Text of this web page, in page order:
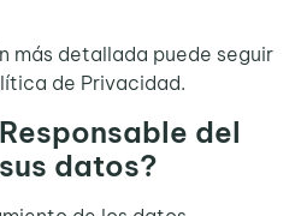
más detallada puede seguir
de Privacidad.
del
datos?